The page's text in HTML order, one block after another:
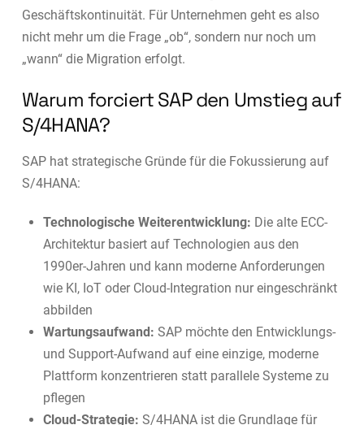
Geschäftskontinuität. Für Unternehmen geht es also
nicht mehr um die Frage „ob“, sondern nur noch um
„wann“ die Migration erfolgt.
Warum forciert SAP den Umstieg auf
S/4HANA?
SAP hat strategische Gründe für die Fokussierung auf
S/4HANA:
Technologische Weiterentwicklung: Die alte ECC-
Architektur basiert auf Technologien aus den
1990er-Jahren und kann moderne Anforderungen
wie KI, IoT oder Cloud-Integration nur eingeschränkt
abbilden
Wartungsaufwand: SAP möchte den Entwicklungs-
und Support-Aufwand auf eine einzige, moderne
Plattform konzentrieren statt parallele Systeme zu
pflegen
Cloud-Strategie: S/4HANA ist die Grundlage für